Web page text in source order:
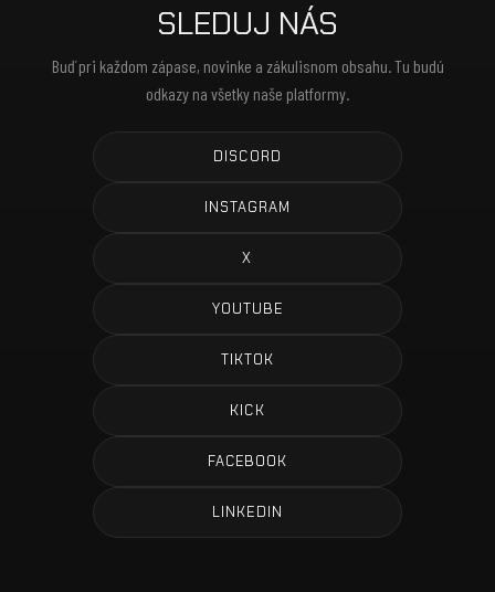
SLEDUJ NÁS
Buď pri každom zápase, novinke a zákulisnom obsahu. Tu budú
odkazy na všetky naše platformy.
DISCORD
INSTAGRAM
X
YOUTUBE
TIKTOK
KICK
FACEBOOK
LINKEDIN